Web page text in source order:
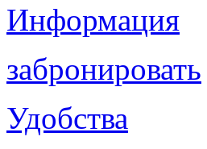
Информация
забронировать
Удобства